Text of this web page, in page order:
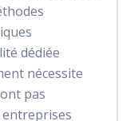
dédiée
nécessite
pas
entreprises